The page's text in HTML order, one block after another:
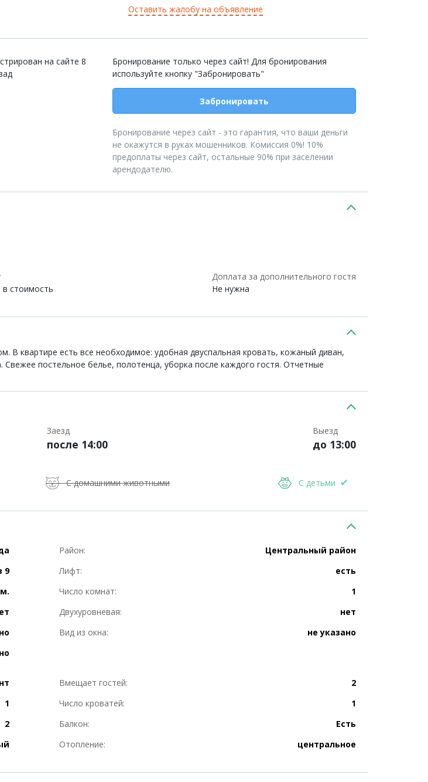
Оставить жалобу на объявление
на сайте 8
Бронирование только через сайт! Для бронирования
используйте кнопку "Забронировать"
Забронировать
Бронирование через сайт - это гарантия, что ваши деньги
не окажутся в руках мошенников. Комиссия 0%! 10%
предоплаты через сайт, остальные 90% при заселении
арендодателю.
стоимость
Доплата за дополнительного гостя
Не нужна
В квартире есть все необходимое: удобная двуспальная кровать, кожаный диван,
Свежее постельное белье, полотенца, уборка после каждого гостя. Отчетные
Заезд
после 14:00
Выезд
до 13:00
С домашними животными С детьми
Район:
Центральный район
9 Лифт:
есть
Число комнат:
1
Двухуровневая:
нет
Вид из окна:
не указано
Вмещает гостей:
2
1 Число кроватей:
1
2 Балкон:
Есть
Отопление: центральное